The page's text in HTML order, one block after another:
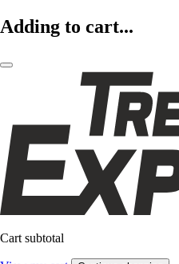
Adding to cart...
Cart subtotal